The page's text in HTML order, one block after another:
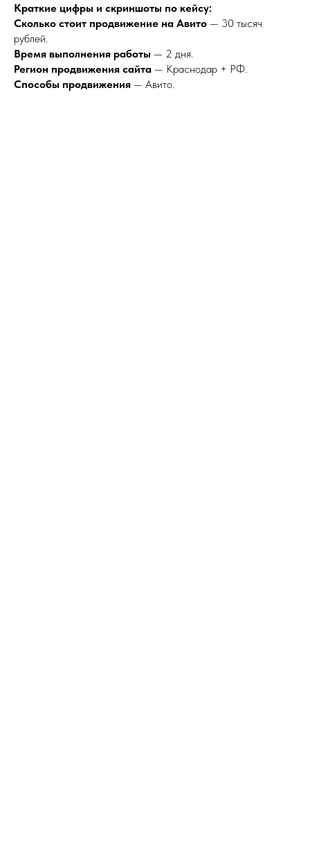
Краткие цифры и скриншоты по кейсу:
Сколько стоит продвижение на Авито — 30 тысяч
рублей.
Время выполнения работы — 2 дня.
Регион продвижения сайта — Краснодар + РФ.
Способы продвижения — Авито.